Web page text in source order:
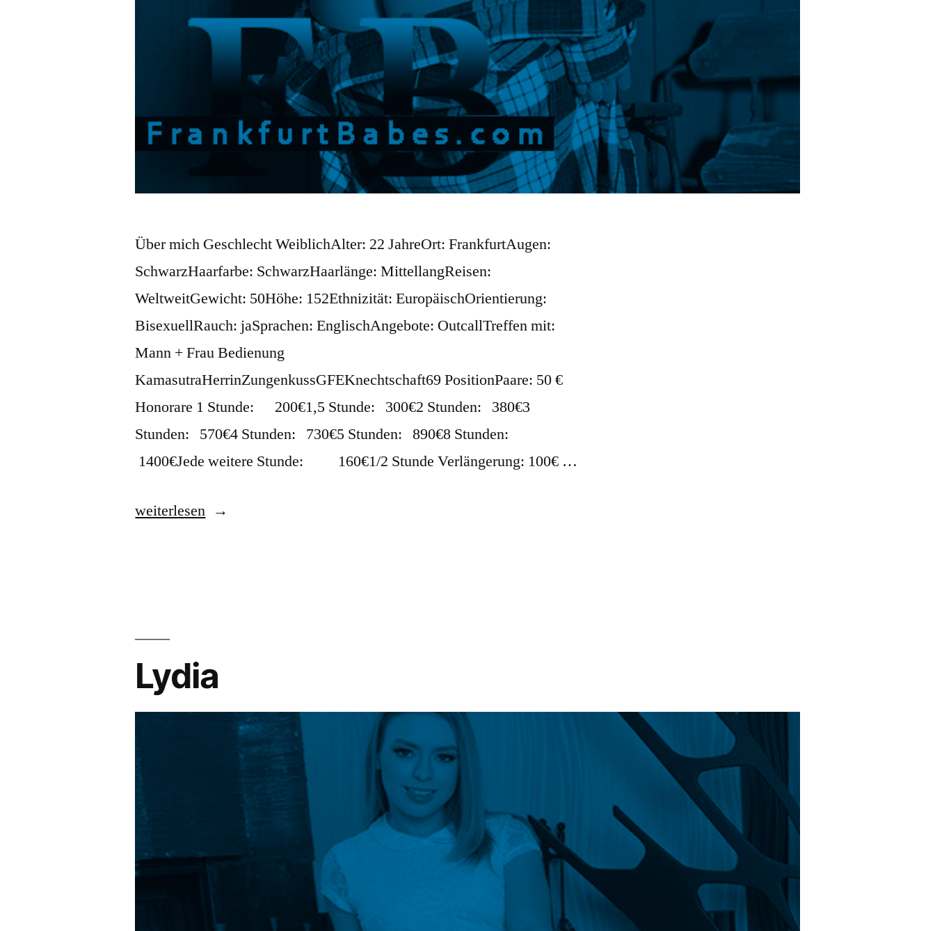
Über mich Geschlecht WeiblichAlter: 22 JahreOrt: FrankfurtAugen:
SchwarzHaarfarbe: SchwarzHaarlänge: MittellangReisen:
WeltweitGewicht: 50Höhe: 152Ethnizität: EuropäischOrientierung:
BisexuellRauch: jaSprachen: EnglischAngebote: OutcallTreffen mit:
Mann + Frau Bedienung
KamasutraHerrinZungenkussGFEKnechtschaft69 PositionPaare: 50 €
Honorare 1 Stunde: 200€1,5 Stunde: 300€2 Stunden: 380€3
Stunden: 570€4 Stunden: 730€5 Stunden: 890€8 Stunden:
1400€Jede weitere Stunde: 160€1/2 Stunde Verlängerung: 100€ …
weiterlesen
Lydia